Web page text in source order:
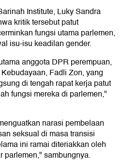
Institute, Luky Sandra
kritik tersebut patut
fungsi utama parlemen,
isu-isu keadilan gender.
anggota DPR perempuan,
Fadli Zon, yang
di tengah rapat kerja patut
fungsi mereka di parlemen,"
narasi pembelaan
seksual di masa transisi
ini ramai diteriakkan oleh
parlemen," sambungnya.